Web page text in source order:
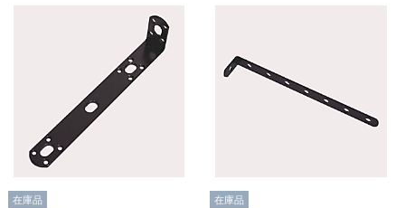
在庫品 在庫品